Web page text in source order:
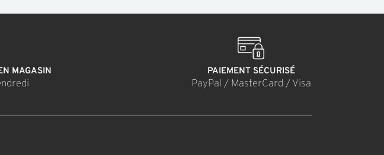
MAGASIN PAIEMENT SÉCURISÉ
PayPal / MasterCard / Visa